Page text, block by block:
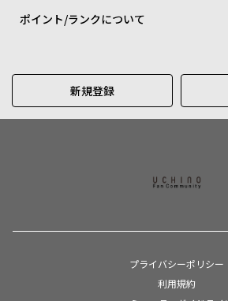
ポイント/ランクについて
新規登録
プライバシーポリシー
利用規約